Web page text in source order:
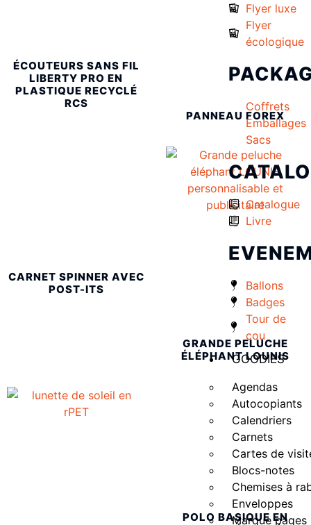
Flyer luxe
Flyer
écologique
Coffrets
Emballages
Sacs
Catalogue
Livre
Ballons
Badges
Tour de
cou
GOODIES
Agendas
Autocopiants
Calendriers
Carnets
Cartes de
Blocs-notes
Chemises à
Enveloppes
Marque pages
ÉCOUTEURS SANS FIL
LIBERTY PRO EN
PLASTIQUE RECYCLÉ
RCS
PANNEAU FOREX
CARNET SPINNER AVEC
POST-ITS
GRANDE PELUCHE
ÉLÉPHANT LOUNIS
POLO BASIQUE EN